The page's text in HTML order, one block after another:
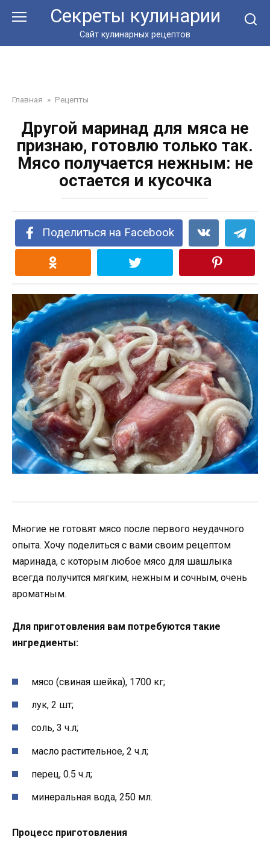
Секреты кулинарии
Сайт кулинарных рецептов
Главная » Рецепты
Другой маринад для мяса не
признаю, готовлю только так.
Мясо получается нежным: не
остается и кусочка
Поделиться на Facebook
Многие не готовят мясо после первого неудачного
опыта. Хочу поделиться с вами своим рецептом
маринада, с которым любое мясо для шашлыка
всегда получится мягким, нежным и сочным, очень
ароматным.
Для приготовления вам потребуются такие
ингредиенты:
мясо (свиная шейка), 1700 кг;
лук, 2 шт;
соль, 3 ч.л;
масло растительное, 2 ч.л;
перец, 0.5 ч.л;
минеральная вода, 250 мл.
Процесс приготовления